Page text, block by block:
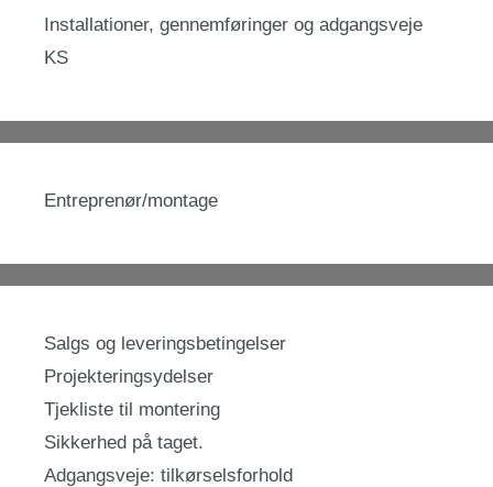
Installationer, gennemføringer og adgangsveje
KS
Entreprenør/montage
Salgs og leveringsbetingelser
Projekteringsydelser
Tjekliste til montering
Sikkerhed på taget.
Adgangsveje: tilkørselsforhold